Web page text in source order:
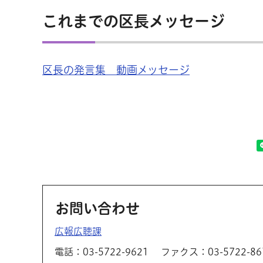
これまでの区長メッセージ
区長の発言集 動画メッセージ
お問い合わせ
広報広聴課
電話：03-5722-9621 ファクス：03-5722-